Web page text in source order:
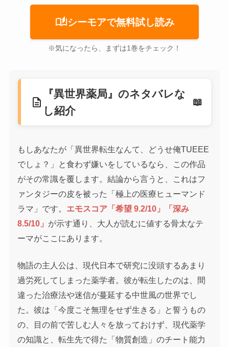
auto_storiesシーモアで無料試し読み
※気になったら、まずは1巻をチェック！
description
『異世界薬局』のネタバレな
し紹介
もしあなたが「異世界転生なんて、どうせ俺TUEEE
でしょ？」と食わず嫌いをしているなら、この作品
がその常識を覆します。結論から言うと、これはフ
ァンタジーの皮を被った「極上の医療ヒューマンド
ラマ」です。 エモスコア「希望 9.2/10」
「深み
8.5/10」 が示す通り、大人が読むに値する骨太なテ
ーマがここにあります。
物語の主人公は、現代日本で研究に没頭するあまり
過労死してしまった薬学者。彼が転生したのは、間
違った治療法や迷信が蔓延する中世風の世界でし
た。彼は「今度こそ無理をせず生きる」と誓うもの
の、目の前で苦しむ人々を放っておけず、現代薬学
の知識と、転生先で得た「物質創造」のチート能力